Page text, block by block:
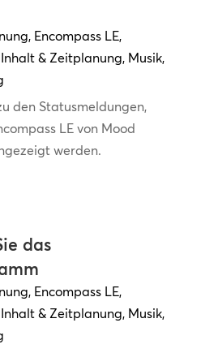
, Encompass LE,
& Zeitplanung, Musik,
den Statusmeldungen,
LE von Mood
werden.
das
, Encompass LE,
& Zeitplanung, Musik,